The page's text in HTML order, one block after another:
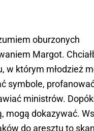
oburzonych
Margot.
w którym młodzież
symbole,
ministrów.
mogą dokazywać.
do aresztu to